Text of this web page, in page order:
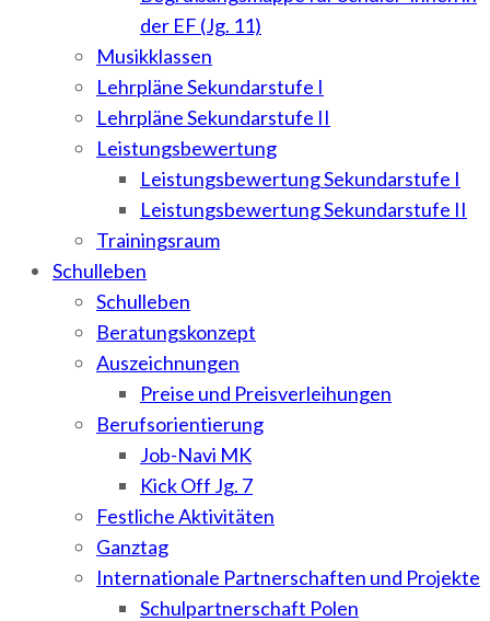
der EF (Jg. 11)
Musikklassen
Lehrpläne Sekundarstufe I
Lehrpläne Sekundarstufe II
Leistungsbewertung
Leistungsbewertung Sekundarstufe I
Leistungsbewertung Sekundarstufe II
Trainingsraum
Schulleben
Schulleben
Beratungskonzept
Auszeichnungen
Preise und Preisverleihungen
Berufsorientierung
Job-Navi MK
Kick Off Jg. 7
Festliche Aktivitäten
Ganztag
Internationale Partnerschaften und Projekte
Schulpartnerschaft Polen